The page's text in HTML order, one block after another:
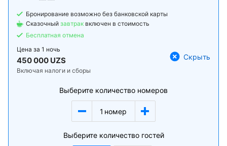
Бронирование возможно без банковской карты
Сказочный завтрак включен в стоимость
Бесплатная отмена
Цена за 1 ночь
450 000 UZS
Включая налоги и сборы
Скрыть
Выберите количество номеров
1 номер
Выберите количество гостей